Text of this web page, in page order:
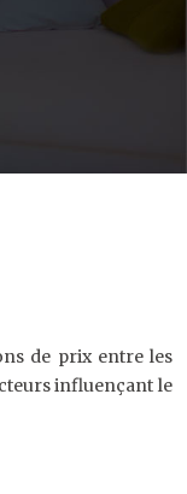
de prix entre les
influençant le